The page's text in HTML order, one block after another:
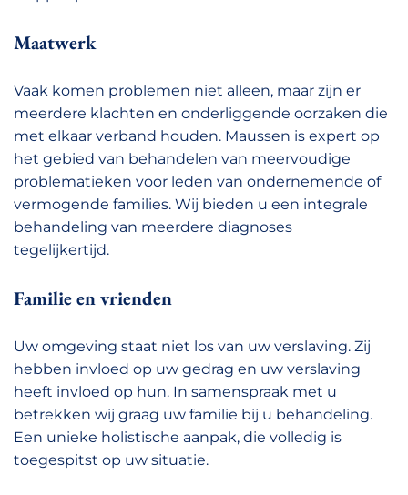
Maatwerk
Vaak komen problemen niet alleen, maar zijn er
meerdere klachten en onderliggende oorzaken die
met elkaar verband houden. Maussen is expert op
het gebied van behandelen van meervoudige
problematieken voor leden van ondernemende of
vermogende families. Wij bieden u een integrale
behandeling van meerdere diagnoses
tegelijkertijd.
Familie en vrienden
Uw omgeving staat niet los van uw verslaving. Zij
hebben invloed op uw gedrag en uw verslaving
heeft invloed op hun. In samenspraak met u
betrekken wij graag uw familie bij u behandeling.
Een unieke holistische aanpak, die volledig is
toegespitst op uw situatie.